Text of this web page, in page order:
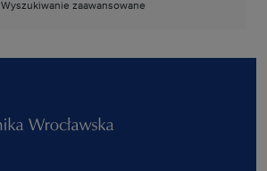
Wyszukiwanie zaawansowane